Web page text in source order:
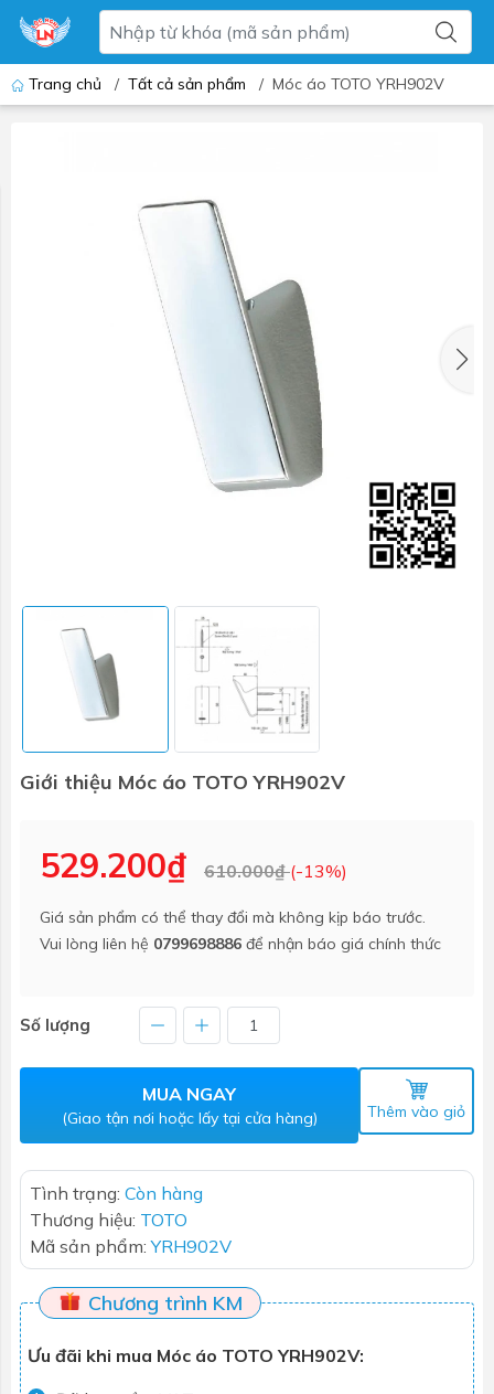
Trang chủ / Tất cả sản phẩm / Móc áo TOTO YRH902V
Giới thiệu Móc áo TOTO YRH902V
529.200₫ 610.000₫(-13%)
Giá sản phẩm có thể thay đổi mà không kịp báo trước.
Vui lòng liên hệ 0799698886 để nhận báo giá chính thức
Số lượng
MUA NGAY
(Giao tận nơi hoặc lấy tại cửa hàng) Thêm vào giỏ
Tình trạng: Còn hàng
Thương hiệu: TOTO
Mã sản phẩm:YRH902V
Chương trình KM
Ưu đãi khi mua Móc áo TOTO YRH902V: